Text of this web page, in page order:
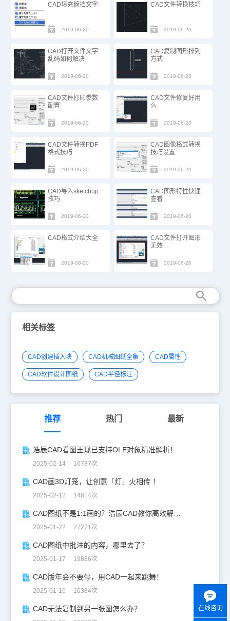
CAD填充遮挡文字
2019-06-20
CAD文件转换技巧
2019-06-20
CAD打开文件文字
乱码如何解决
2019-06-20
CAD复制图形排列
方式
2019-06-20
CAD文件打印参数
配置
2019-06-20
CAD文件修复好用
么
2019-06-20
CAD文件转换PDF
格式技巧
2019-06-20
CAD图像格式转换
技巧设置
2019-06-20
CAD导入sketchup
技巧
2019-06-20
CAD图形特性快速
查看
2019-06-20
CAD格式介绍大全
2019-06-20
CAD文件打开图形
无效
2019-06-20
相关标签
CAD创建插入块 CAD机械图纸全集 CAD属性
CAD软件设计图纸 CAD半径标注
推荐 热门 最新
浩辰CAD看图王现已支持OLE对象精准解析！
2025-02-14 16787次
CAD画3D灯笼，让创意「灯」火相传 ！
2025-02-12 14814次
CAD图纸不是1:1画的？浩辰CAD教你高效解决！
2025-01-22 27271次
CAD图纸中批注的内容，哪里去了？
2025-01-17 19886次
CAD版年会不要停，用CAD一起来跳舞！
2025-01-16 16384次
CAD无法复制到另一张图怎么办？ 在线咨询